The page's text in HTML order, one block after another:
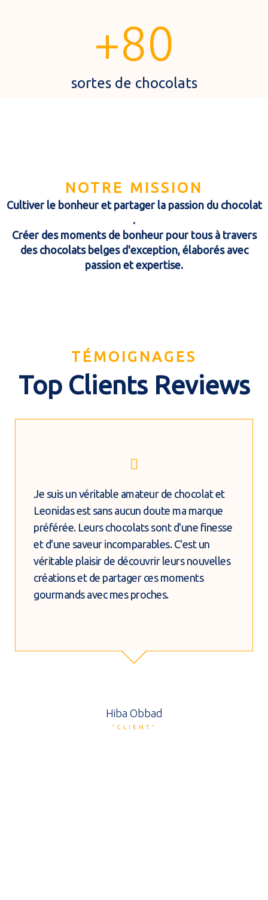
+80
sortes de chocolats
NOTRE MISSION
Cultiver le bonheur et partager la passion du chocolat
.
Créer des moments de bonheur pour tous à travers
des chocolats belges d'exception, élaborés avec
passion et expertise.
TÉMOIGNAGES
Top Clients Reviews
Je suis un véritable amateur de chocolat et
Leonidas est sans aucun doute ma marque
préférée. Leurs chocolats sont d'une finesse
et d'une saveur incomparables. C'est un
véritable plaisir de découvrir leurs nouvelles
créations et de partager ces moments
gourmands avec mes proches.
Hiba Obbad
"CLIENT"